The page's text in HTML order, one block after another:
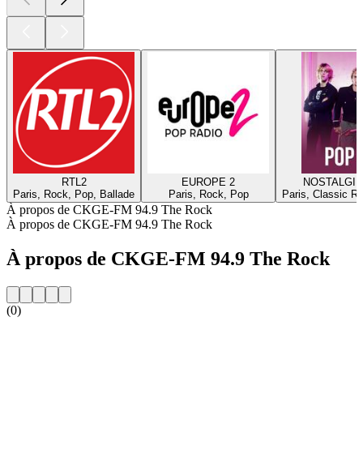
RTL2
Paris, Rock, Pop, Ballade
EUROPE 2
Paris, Rock, Pop
Paris, Classic
À propos de CKGE-FM 94.9 The Rock
À propos de CKGE-FM 94.9 The Rock
À propos de CKGE-FM 94.9 The Rock
(0)